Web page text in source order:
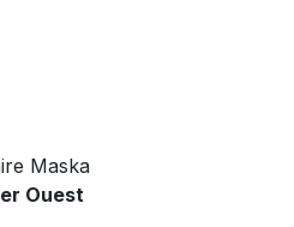
Maska
Ouest